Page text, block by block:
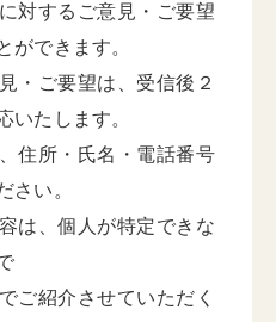
対するご意見・ご要望
ができます。
・ご要望は、受信後２
いたします。
住所・氏名・電話番号
さい。
は、個人が特定できな
ご紹介させていただく